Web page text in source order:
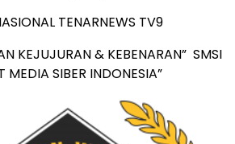
TENARNEWS TV9
KEJUJURAN & KEBENARAN” SMSI
MEDIA SIBER INDONESIA”